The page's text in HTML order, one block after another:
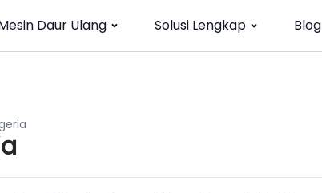
Daur Ulang Solusi Lengkap Blog